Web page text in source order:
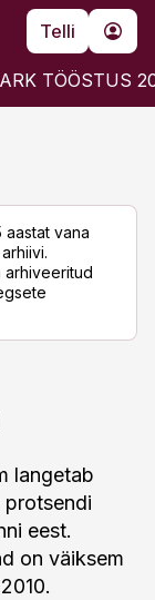
Telli
TÖÖSTUS
aastat vana
arhiveeritud
langetab
protsendi
eest.
on väiksem